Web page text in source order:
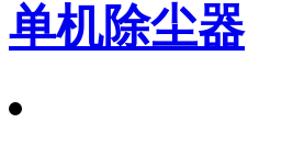
单机除尘器